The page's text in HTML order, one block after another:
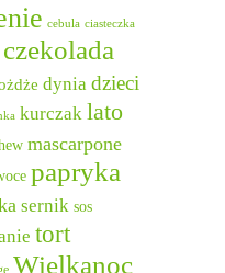
cebula ciasteczka
czekolada
dynia dzieci
kurczak lato
mascarpone
papryka
sernik sos
tort
Wielkanoc